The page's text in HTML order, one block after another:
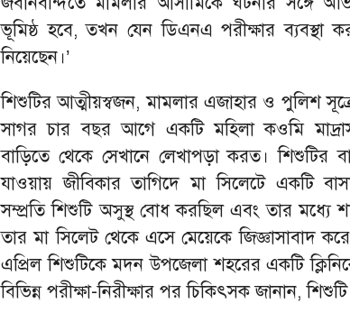
ভূমিষ্ঠ হবে, তখন যেন ডিএনএ পরীক্ষার
নিয়েছেন।’
শিশুটির আত্মীয়স্বজন, মামলার এজাহার ও পুলিশ
সাগর চার বছর আগে একটি মহিলা কওমি
বাড়িতে থেকে সেখানে লেখাপড়া করত। শিশুটির
যাওয়ায় জীবিকার তাগিদে মা সিলেটে একটি
সম্প্রতি শিশুটি অসুস্থ বোধ করছিল এবং তার মধ্যে
তার মা সিলেট থেকে এসে মেয়েকে জিজ্ঞাসাবাদ
এপ্রিল শিশুটিকে মদন উপজেলা শহরের একটি
বিভিন্ন পরীক্ষা-নিরীক্ষার পর চিকিৎসক জানান, শিশুটি